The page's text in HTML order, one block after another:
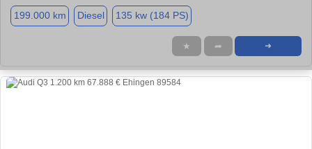
199.000 km Diesel 135 kw (184 PS)
★ ➦ ➜